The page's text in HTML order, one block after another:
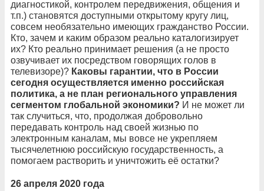
диагностикой, контролем передвижения, общения и
т.п.) становятся доступными открытому кругу лиц,
совсем необязательно имеющих гражданство России.
Кто, зачем и каким образом реально каталогизирует
их? Кто реально принимает решения (а не просто
озвучивает их посредством говорящих голов в
телевизоре)? Каковы гарантии, что в России
сегодня осуществляется именно российская
политика, а не план регионального управления
сегментом глобальной экономики? И не может ли
так случиться, что, продолжая добровольно
передавать контроль над своей жизнью по
электронным каналам, мы вовсе не укрепляем
тысячелетнюю российскую государственность, а
помогаем растворить и уничтожить её остатки?
26 апреля 2020 года